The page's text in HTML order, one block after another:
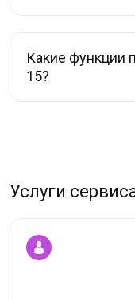
Какие функции
15?
Услуги